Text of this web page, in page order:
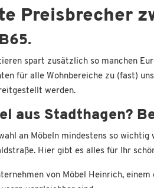
Preisbrecher
spart zusätzlich so manchen
für alle Wohnbereiche zu (fast)
werden.
aus Stadthagen?
an Möbeln mindestens so
Hier gibt es alles für Ihr
von Möbel Heinrich,